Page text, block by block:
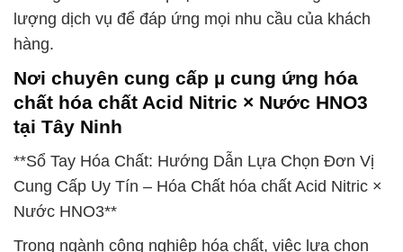
lượng dịch vụ để đáp ứng mọi nhu cầu của khách
hàng.
Nơi chuyên cung cấp µ cung ứng hóa
chất hóa chất Acid Nitric × Nước HNO3
tại Tây Ninh
**Sổ Tay Hóa Chất: Hướng Dẫn Lựa Chọn Đơn Vị
Cung Cấp Uy Tín – Hóa Chất hóa chất Acid Nitric ×
Nước HNO3**
Trong ngành công nghiệp hóa chất, việc lựa chọn